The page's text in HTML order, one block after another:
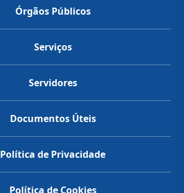
Órgãos Públicos
Serviços
Servidores
Documentos Úteis
Política de Privacidade
Política de Cookies